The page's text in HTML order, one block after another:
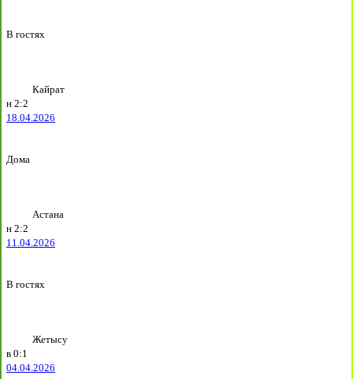
В гостях
Кайрат
н 2:2
18.04.2026
Дома
Астана
н 2:2
11.04.2026
В гостях
Жетысу
в 0:1
04.04.2026